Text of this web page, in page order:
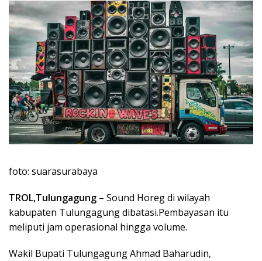
foto: suarasurabaya
TROL,Tulungagung – Sound Horeg di wilayah
kabupaten Tulungagung dibatasi.Pembayasan itu
meliputi jam operasional hingga volume.
Wakil Bupati Tulungagung Ahmad Baharudin,